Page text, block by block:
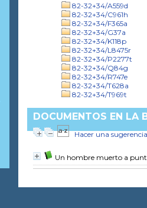
82-32+34/A559d
82-32+34/C961h
82-32+34/F365a
82-32+34/G37a
82-32+34/K118p
82-32+34/L8475r
82-32+34/P2277t
82-32+34/Q84g
82-32+34/R747e
82-32+34/T628a
82-32+34/T969t
DOCUMENTOS EN LA
Hacer una sugerencia
Un hombre muerto a